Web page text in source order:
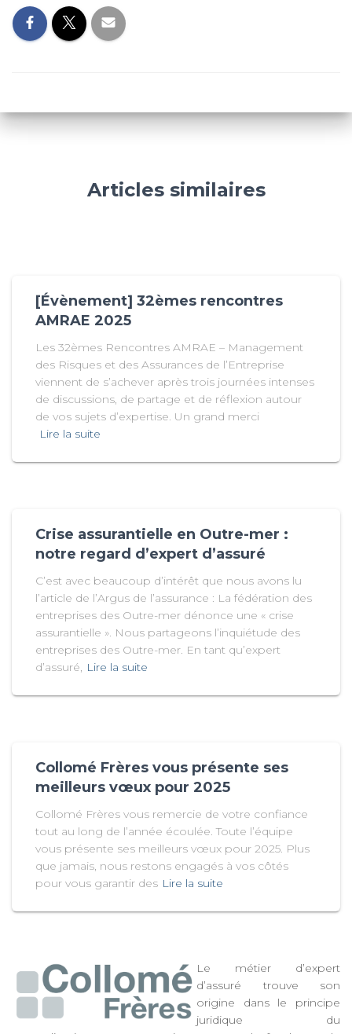
Articles similaires
[Évènement] 32èmes rencontres
AMRAE 2025
Les 32èmes Rencontres AMRAE – Management
des Risques et des Assurances de l’Entreprise
viennent de s’achever après trois journées intenses
de discussions, de partage et de réflexion autour
de vos sujets d’expertise. Un grand merci
Lire la suite
Crise assurantielle en Outre-mer :
notre regard d’expert d’assuré
C’est avec beaucoup d’intérêt que nous avons lu
l’article de l’Argus de l’assurance : La fédération des
entreprises des Outre-mer dénonce une « crise
assurantielle ». Nous partageons l’inquiétude des
entreprises des Outre-mer. En tant qu’expert
d’assuré, Lire la suite
Collomé Frères vous présente ses
meilleurs vœux pour 2025
Collomé Frères vous remercie de votre confiance
tout au long de l’année écoulée. Toute l’équipe
vous présente ses meilleurs vœux pour 2025. Plus
que jamais, nous restons engagés à vos côtés
pour vous garantir des Lire la suite
Le métier d’expert
d’assuré trouve son
origine dans le principe
juridique du